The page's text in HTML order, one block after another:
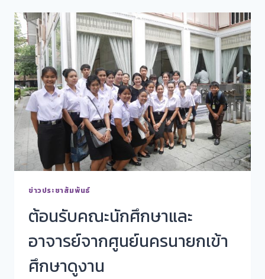
ข่าวประชาสัมพันธ์
ต้อนรับคณะนักศึกษาและ
อาจารย์จากศูนย์นครนายกเข้า
ศึกษาดูงาน